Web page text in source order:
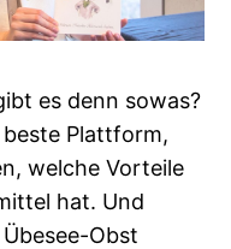
es denn sowas?
beste Plattform,
welche Vorteile
hat. Und
Obst